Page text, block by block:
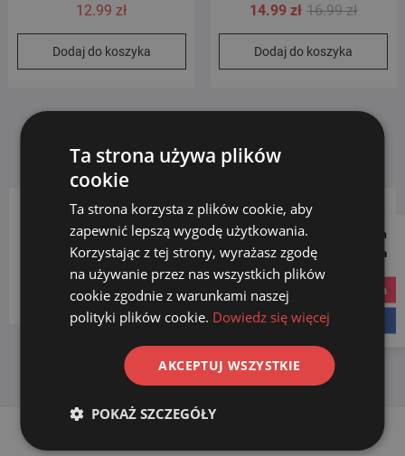
12.99zł
Dodaj do koszyka
16.99zł
cena
16.99
14.99zł
cena
14.99
Dodaj do koszyka
KATEGORIE PRODUKTÓW
Wybierz kategorię
Follow us on
Social Media
instagram
Ta strona używa plików
cookie
Ta strona korzysta z plików cookie, aby
zapewnić lepszą wygodę użytkowania.
Korzystając z tej strony, wyrażasz zgodę
na używanie przez nas wszystkich plików
cookie zgodnie z warunkami naszej
polityki plików cookie. Dowiedz się więcej
AKCEPTUJ WSZYSTKIE
POKAŻ SZCZEGÓŁY